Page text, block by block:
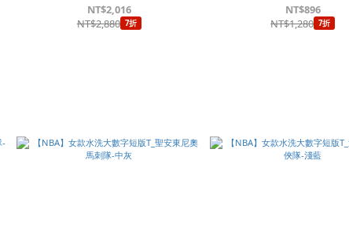
NT$2,016
NT$2,880 7折
NT$896
NT$1,280 7折